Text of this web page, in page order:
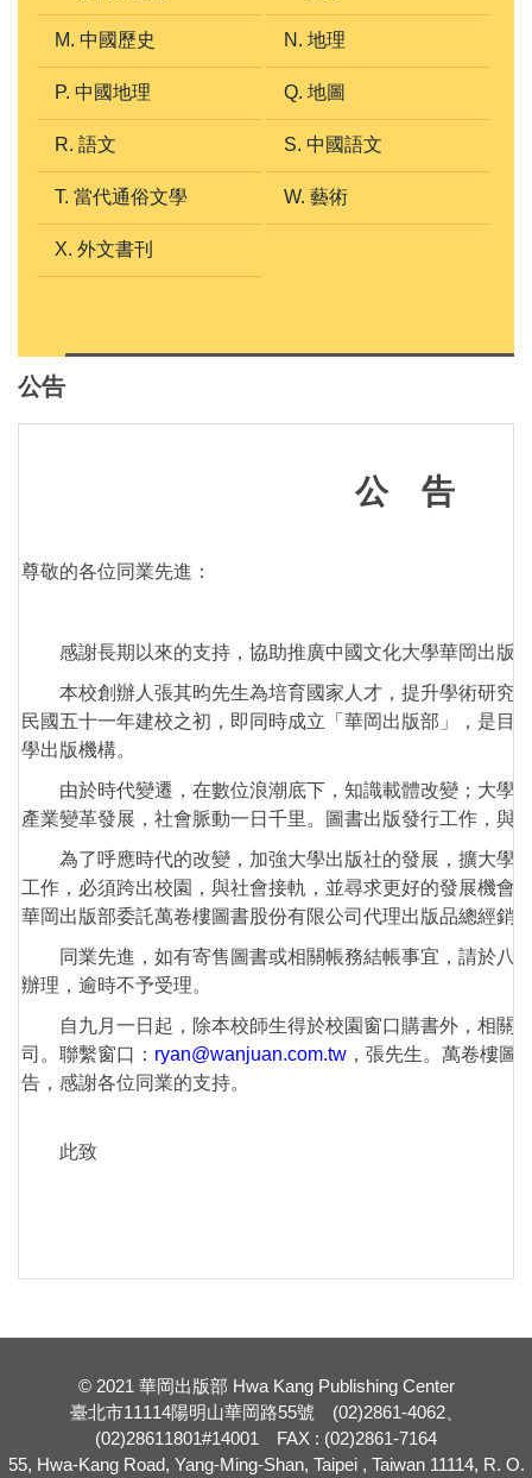
M. 中國歷史 N. 地理
P. 中國地理 Q. 地圖
R. 語文 S. 中國語文
T. 當代通俗文學 W. 藝術
X. 外文書刊
公告
公 告
尊敬的各位同業先進：
感謝長期以來的支持，協助推廣中國文化大學華岡出版
本校創辦人張其昀先生為培育國家人才，提升學術研究
民國五十一年建校之初，即同時成立「華岡出版部」，是目
學出版機構。
由於時代變遷，在數位浪潮底下，知識載體改變；大學
產業變革發展，社會脈動一日千里。圖書出版發行工作，與
為了呼應時代的改變，加強大學出版社的發展，擴大學
工作，必須跨出校園，與社會接軌，並尋求更好的發展機會
華岡出版部委託萬卷樓圖書股份有限公司代理出版品總經銷
同業先進，如有寄售圖書或相關帳務結帳事宜，請於八
辦理，逾時不予受理。
自九月一日起，除本校師生得於校園窗口購書外，相關
司。聯繫窗口： ryan@wanjuan.com.tw ，張先生。萬卷樓圖
告，感謝各位同業的支持。
此致
© 2021 華岡出版部 Hwa Kang Publishing Center
臺北市11114陽明山華岡路55號 (02)2861-4062、
(02)28611801#14001 FAX : (02)2861-7164
55, Hwa-Kang Road, Yang-Ming-Shan, Taipei , Taiwan 11114, R. O.